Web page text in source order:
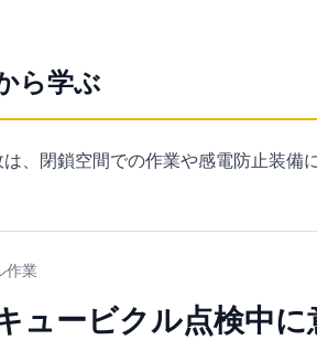
ら学ぶ
、閉鎖空間での作業や感電防止装備
作業
ュービクル点検中に